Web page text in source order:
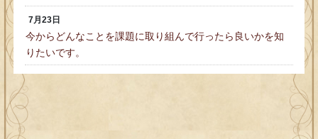
7月23日
今からどんなことを課題に取り組んで行ったら良いかを知
りたいです。